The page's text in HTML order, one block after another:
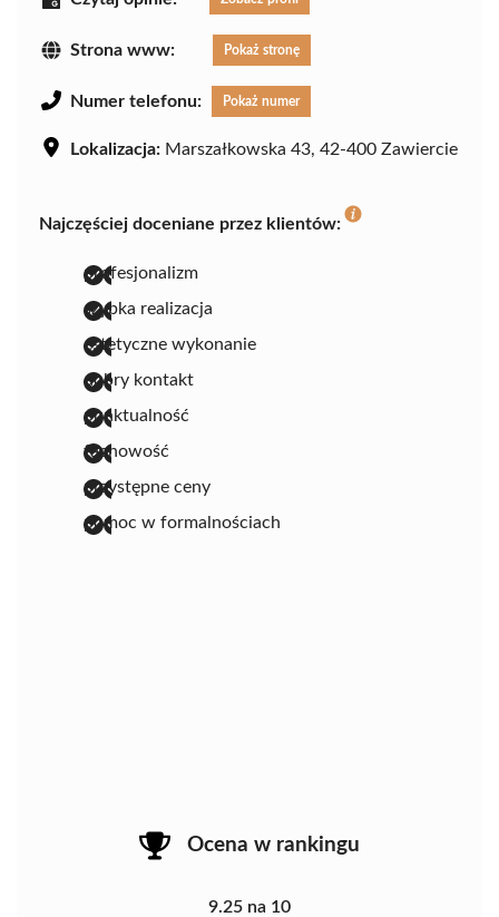
Strona www: Pokaż stronę
Numer telefonu: Pokaż numer
Lokalizacja: Marszałkowska 43, 42-400 Zawiercie
Najczęściej doceniane przez klientów:
profesjonalizm
szybka realizacja
estetyczne wykonanie
dobry kontakt
punktualność
fachowość
przystępne ceny
pomoc w formalnościach
Ocena w rankingu
9.25 na 10